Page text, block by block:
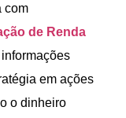
com
de Renda
em ações
o dinheiro